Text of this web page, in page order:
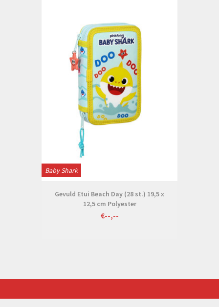
Baby Shark
Gevuld Etui Beach Day (28 st.) 19,5 x
12,5 cm Polyester
€--,--